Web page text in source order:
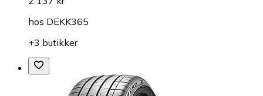
hos DEKK365
+3 butikker